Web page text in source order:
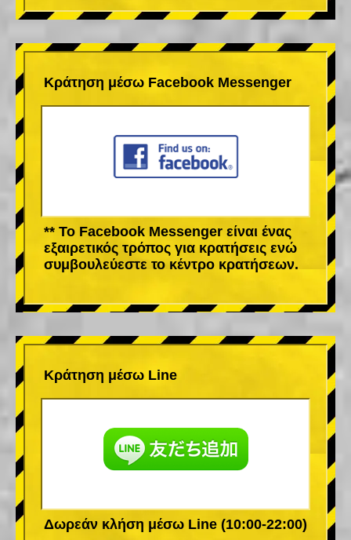
Κράτηση μέσω Facebook Messenger
** Το Facebook Messenger είναι ένας
εξαιρετικός τρόπος για κρατήσεις ενώ
συμβουλεύεστε το κέντρο κρατήσεων.
Κράτηση μέσω Line
Δωρεάν κλήση μέσω Line (10:00-22:00)